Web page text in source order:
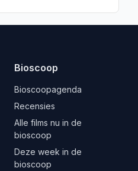
Bioscoop
Bioscoopagenda
Recensies
Alle films nu in de
bioscoop
Deze week in de
bioscoop